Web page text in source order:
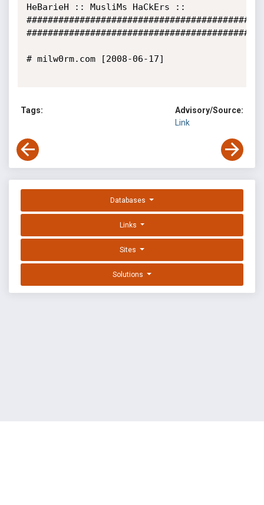
HeBarieH :: MusliMs HaCkErs ::
# milw0rm.com [2008-06-17]
Tags:
Advisory/Source:
Link
Databases
Links
Sites
Solutions